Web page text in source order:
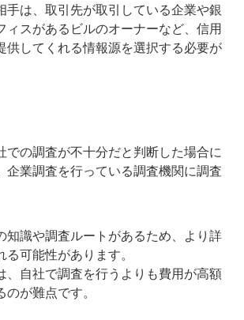
手は、取引先が取引している企業や銀
ィスがあるビルのオーナーなど、信用
供してくれる情報源を選択する必要が
での調査が不十分だと判断した場合に
企業調査を行っている調査機関に調査
知識や調査ルートがあるため、より詳
可能性があります。
、自社で調査を行うよりも費用が高額
が難点です。